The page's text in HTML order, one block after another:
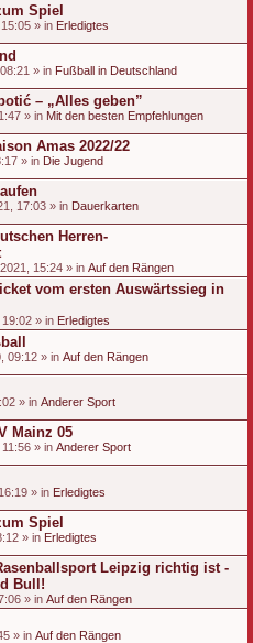
Spiel
» in Erledigtes
» in Fußball in Deutschland
– „Alles geben”
» in Mit den besten Empfehlungen
Amas 2022/22
» in Die Jugend
17:03 » in Dauerkarten
Herren-
15:24 » in Auf den Rängen
vom ersten Auswärtssieg in
» in Erledigtes
09:12 » in Auf den Rängen
» in Anderer Sport
Mainz 05
» in Anderer Sport
» in Erledigtes
Spiel
» in Erledigtes
Leipzig richtig ist -
Bull!
» in Auf den Rängen
» in Auf den Rängen